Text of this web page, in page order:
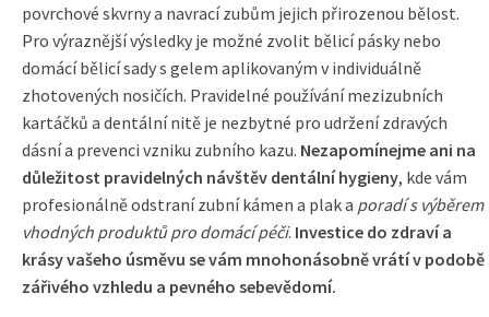
povrchové skvrny a navrací zubům jejich přirozenou bělost.
Pro výraznější výsledky je možné zvolit bělicí pásky nebo
domácí bělicí sady s gelem aplikovaným v individuálně
zhotovených nosičích. Pravidelné používání mezizubních
kartáčků a dentální nitě je nezbytné pro udržení zdravých
dásní a prevenci vzniku zubního kazu. Nezapomínejme ani na
důležitost pravidelných návštěv dentální hygieny, kde vám
profesionálně odstraní zubní kámen a plak a poradí s výběrem
vhodných produktů pro domácí péči. Investice do zdraví a
krásy vašeho úsměvu se vám mnohonásobně vrátí v podobě
zářivého vzhledu a pevného sebevědomí.